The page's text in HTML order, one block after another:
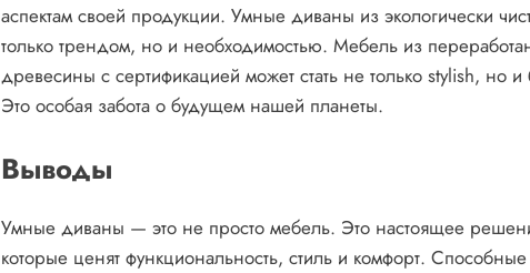
аспектам своей продукции. Умные диваны из экологически
только трендом, но и необходимостью. Мебель из
древесины с сертификацией может стать не только stylish, но
Это особая забота о будущем нашей планеты.
Выводы
Умные диваны — это не просто мебель. Это настоящее
которые ценят функциональность, стиль и комфорт.